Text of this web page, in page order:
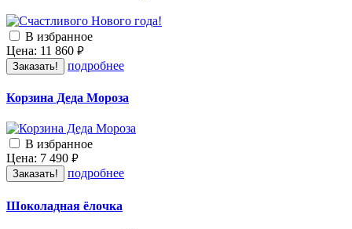
В избранное
Цена: 11 860 руб.
Заказать! подробнее
Корзина Деда Мороза
В избранное
Цена: 7 490 руб.
Заказать! подробнее
Шоколадная ёлочка